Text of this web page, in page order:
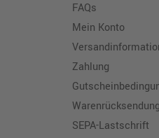
FAQs
Mein Konto
Zahlung
Warenrücksendung
SEPA-Lastschrift